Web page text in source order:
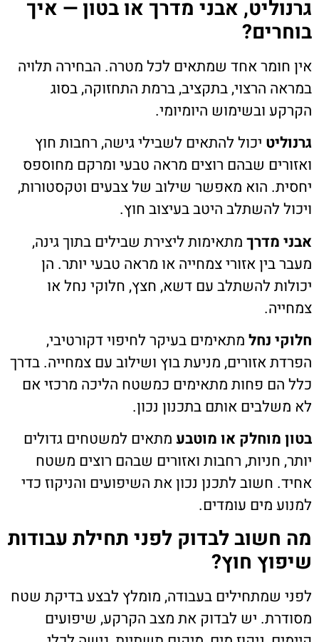
גרנוליט, אבני מדרך או בטון — איך
בוחרים?
אין חומר אחד שמתאים לכל מטרה. הבחירה תלויה
במראה הרצוי, בתקציב, ברמת התחזוקה, בסוג
הקרקע ובשימוש היומיומי.
גרנוליט יכול להתאים לשבילי גישה, רחבות חוץ
ואזורים שבהם רוצים מראה טבעי ומרקם מחוספס
יחסית. הוא מאפשר שילוב של צבעים וטקסטורות,
ויכול להשתלב היטב בעיצוב חוץ.
אבני מדרךמתאימות ליצירת שבילים בתוך גינה,
מעבר בין אזורי צמחייה או מראה טבעי יותר. הן
יכולות להשתלב עם דשא, חצץ, חלוקי נחל או
צמחייה.
חלוקי נחלמתאימים בעיקר לחיפוי דקורטיבי,
הפרדת אזורים, מניעת בוץ ושילוב עם צמחייה. בדרך
כלל הם פחות מתאימים כמשטח הליכה מרכזי אם
לא משלבים אותם בתכנון נכון.
בטון מוחלק או מוטבעמתאים למשטחים גדולים
יותר, חניות, רחבות ואזורים שבהם רוצים משטח
אחיד. חשוב לתכנן נכון את השיפועים והניקוז כדי
למנוע מים עומדים.
מה חשוב לבדוק לפני תחילת עבודות
שיפוץ חוץ?
לפני שמתחילים בעבודה, מומלץ לבצע בדיקת שטח
מסודרת. יש לבדוק את מצב הקרקע, שיפועים